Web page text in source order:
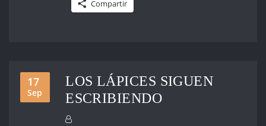
Compartir
17
Sep
LOS LÁPICES SIGUEN
ESCRIBIENDO